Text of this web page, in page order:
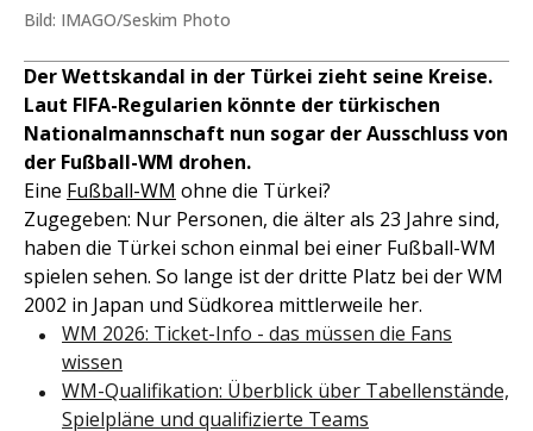
Bild: IMAGO/Seskim Photo
Der Wettskandal in der Türkei zieht seine Kreise.
Laut FIFA-Regularien könnte der türkischen
Nationalmannschaft nun sogar der Ausschluss von
der Fußball-WM drohen.
Eine Fußball-WM ohne die Türkei?
Zugegeben: Nur Personen, die älter als 23 Jahre sind,
haben die Türkei schon einmal bei einer Fußball-WM
spielen sehen. So lange ist der dritte Platz bei der WM
2002 in Japan und Südkorea mittlerweile her.
WM 2026: Ticket-Info - das müssen die Fans
wissen
WM-Qualifikation: Überblick über Tabellenstände,
Spielpläne und qualifizierte Teams